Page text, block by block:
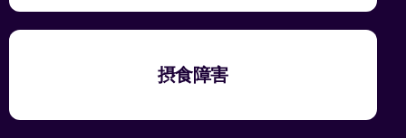
摂食障害